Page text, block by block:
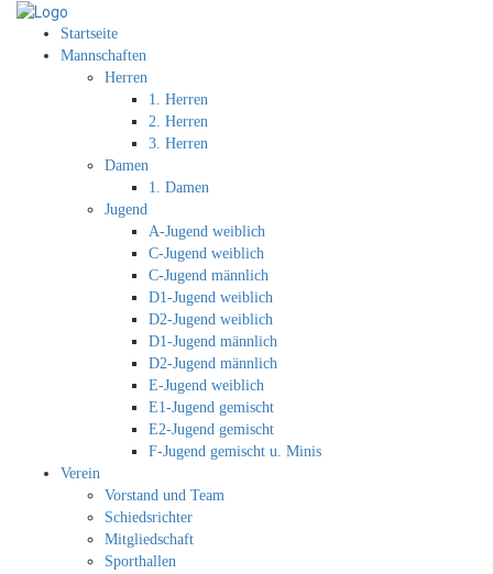
Startseite
Mannschaften
Herren
1. Herren
2. Herren
3. Herren
Damen
1. Damen
Jugend
A-Jugend weiblich
C-Jugend weiblich
C-Jugend männlich
D1-Jugend weiblich
D2-Jugend weiblich
D1-Jugend männlich
D2-Jugend männlich
E-Jugend weiblich
E1-Jugend gemischt
E2-Jugend gemischt
F-Jugend gemischt u. Minis
Verein
Vorstand und Team
Schiedsrichter
Mitgliedschaft
Sporthallen